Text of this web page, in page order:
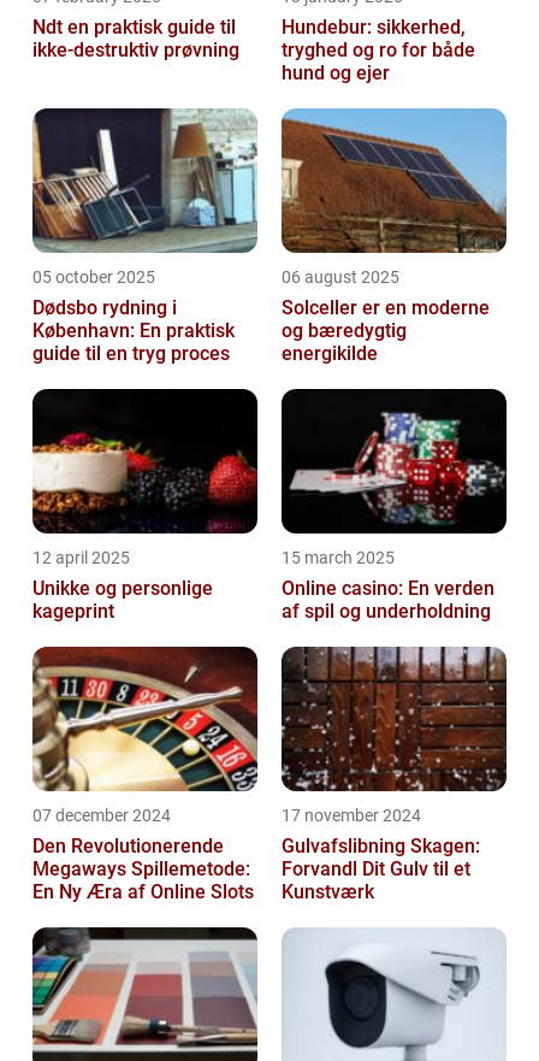
Ndt en praktisk guide til
ikke-destruktiv prøvning
Hundebur: sikkerhed,
tryghed og ro for både
hund og ejer
05 october 2025
Dødsbo rydning i
København: En praktisk
guide til en tryg proces
06 august 2025
Solceller er en moderne
og bæredygtig
energikilde
12 april 2025
Unikke og personlige
kageprint
15 march 2025
Online casino: En verden
af spil og underholdning
07 december 2024
Den Revolutionerende
Megaways Spillemetode:
En Ny Æra af Online Slots
17 november 2024
Gulvafslibning Skagen:
Forvandl Dit Gulv til et
Kunstværk